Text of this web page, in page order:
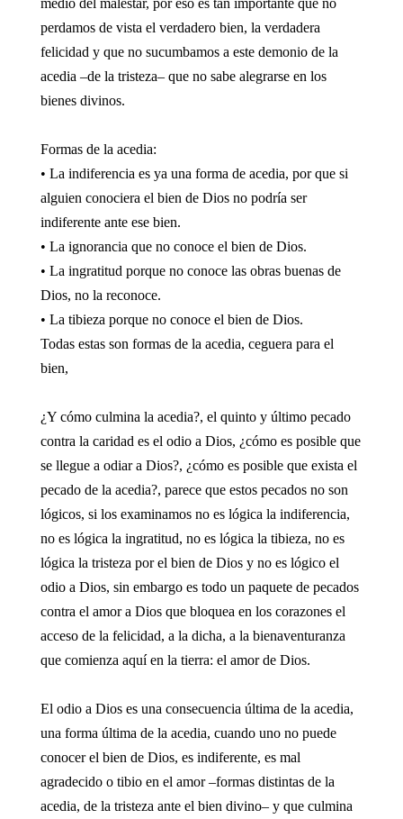
medio del malestar, por eso es tan importante que no
perdamos de vista el verdadero bien, la verdadera
felicidad y que no sucumbamos a este demonio de la
acedia –de la tristeza– que no sabe alegrarse en los
bienes divinos.
Formas de la acedia:
• La indiferencia es ya una forma de acedia, por que si
alguien conociera el bien de Dios no podría ser
indiferente ante ese bien.
• La ignorancia que no conoce el bien de Dios.
• La ingratitud porque no conoce las obras buenas de
Dios, no la reconoce.
• La tibieza porque no conoce el bien de Dios.
Todas estas son formas de la acedia, ceguera para el
bien,
¿Y cómo culmina la acedia?, el quinto y último pecado
contra la caridad es el odio a Dios, ¿cómo es posible que
se llegue a odiar a Dios?, ¿cómo es posible que exista el
pecado de la acedia?, parece que estos pecados no son
lógicos, si los examinamos no es lógica la indiferencia,
no es lógica la ingratitud, no es lógica la tibieza, no es
lógica la tristeza por el bien de Dios y no es lógico el
odio a Dios, sin embargo es todo un paquete de pecados
contra el amor a Dios que bloquea en los corazones el
acceso de la felicidad, a la dicha, a la bienaventuranza
que comienza aquí en la tierra: el amor de Dios.
El odio a Dios es una consecuencia última de la acedia,
una forma última de la acedia, cuando uno no puede
conocer el bien de Dios, es indiferente, es mal
agradecido o tibio en el amor –formas distintas de la
acedia, de la tristeza ante el bien divino– y que culmina